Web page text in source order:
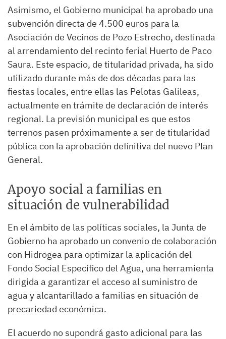
Asimismo, el Gobierno municipal ha aprobado una
subvención directa de 4.500 euros para la
Asociación de Vecinos de Pozo Estrecho, destinada
al arrendamiento del recinto ferial Huerto de Paco
Saura. Este espacio, de titularidad privada, ha sido
utilizado durante más de dos décadas para las
fiestas locales, entre ellas las Pelotas Galileas,
actualmente en trámite de declaración de interés
regional. La previsión municipal es que estos
terrenos pasen próximamente a ser de titularidad
pública con la aprobación definitiva del nuevo Plan
General.
Apoyo social a familias en
situación de vulnerabilidad
En el ámbito de las políticas sociales, la Junta de
Gobierno ha aprobado un convenio de colaboración
con Hidrogea para optimizar la aplicación del
Fondo Social Específico del Agua, una herramienta
dirigida a garantizar el acceso al suministro de
agua y alcantarillado a familias en situación de
precariedad económica.
El acuerdo no supondrá gasto adicional para las